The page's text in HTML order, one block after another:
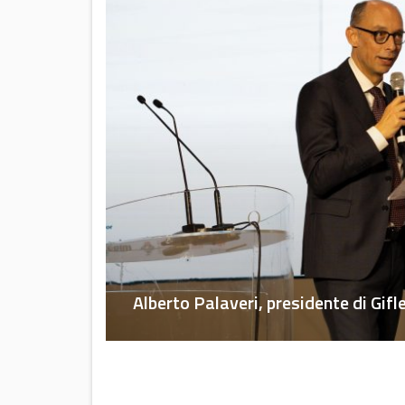
Alberto Palaveri, presidente di